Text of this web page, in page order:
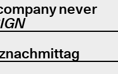
never